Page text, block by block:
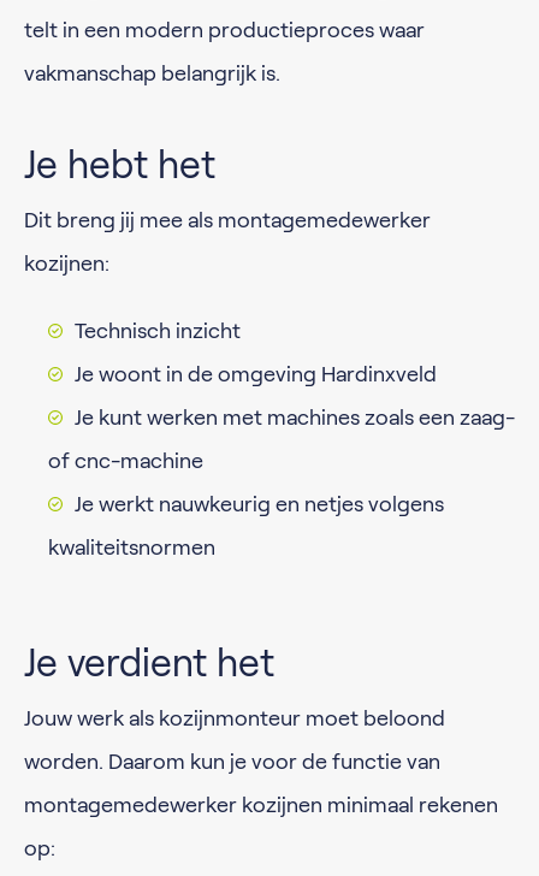
telt in een modern productieproces waar
vakmanschap belangrijk is.
Je hebt het
Dit breng jij mee als montagemedewerker
kozijnen:
Technisch inzicht
Je woont in de omgeving Hardinxveld
Je kunt werken met machines zoals een zaag-
of cnc-machine
Je werkt nauwkeurig en netjes volgens
kwaliteitsnormen
Je verdient het
Jouw werk als kozijnmonteur moet beloond
worden. Daarom kun je voor de functie van
montagemedewerker kozijnen minimaal rekenen
op: